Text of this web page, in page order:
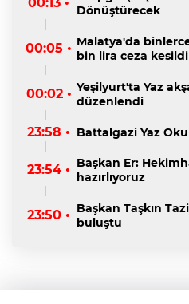
Dönüştürecek
00:05 • Malatya'da
bin lira ceza kesildi
00:02 • Yeşilyurt'ta Yaz
düzenlendi
23:58 • Battalgazi Yaz
23:54 • Başkan Er:
hazırlıyoruz
23:50 • Başkan Taşkın
buluştu